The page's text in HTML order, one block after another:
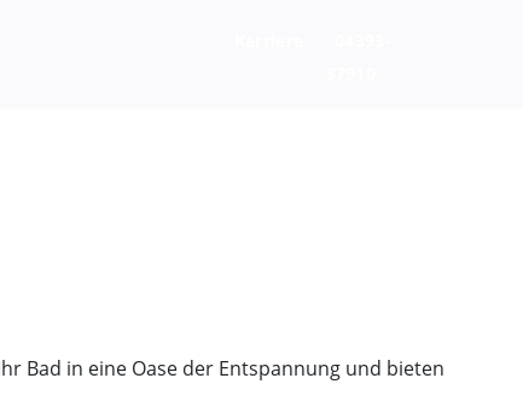
Bad in eine Oase der Entspannung und bieten